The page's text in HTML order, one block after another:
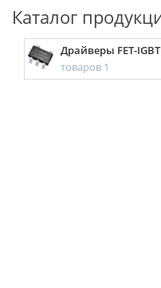
Каталог
Драйверы FET-IGBT
товаров 1